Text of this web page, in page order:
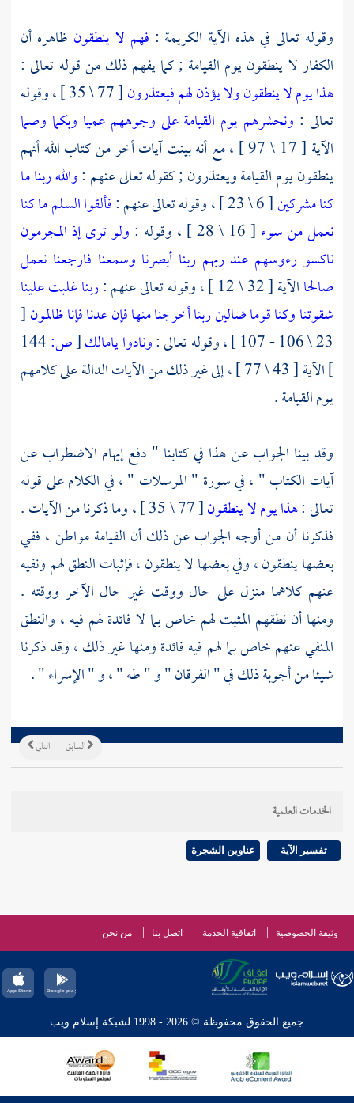
وقوله تعالى في هذه الآية الكريمة : فهم لا ينطقون ظاهره أن
الكفار لا ينطقون يوم القيامة ; كما يفهم ذلك من قوله تعالى :
هذا يوم لا ينطقون ولا يؤذن لهم فيعتذرون
[ 77 \ 35 ] ، وقوله
تعالى : ونحشرهم يوم القيامة على وجوههم عميا وبكما وصما
الآية [ 17 \ 97 ] ، مع أنه بينت آيات أخر من كتاب الله أنهم
ينطقون يوم القيامة ويعتذرون ; كقوله تعالى عنهم :والله ربنا ما
كنا مشركين[ 6 \ 23 ] ، وقوله تعالى عنهم :
فألقوا السلم ما كنا
نعمل من سوء [ 16 \ 28 ] ، وقوله :
ولو ترى إذ المجرمون
ناكسو رءوسهم عند ربهم ربنا أبصرنا وسمعنا فارجعنا نعمل
صالحاالآية [ 32 \ 12 ] ، وقوله تعالى عنهم :
ربنا غلبت علينا
شقوتنا وكنا قوما ضالين ربنا أخرجنا منها فإن عدنا فإنا ظالمون[
23 \ 106 - 107 ] ، وقوله تعالى :
ونادوا يامالك[ص:144
]
الآية [ 43 \ 77 ] ، إلى غير ذلك من الآيات الدالة على كلامهم
يوم القيامة .
وقد بينا الجواب عن هذا في كتابنا " دفع إيهام الاضطراب عن
آيات الكتاب " ، في سورة " المرسلات " ، في الكلام على قوله
تعالى :هذا يوم لا ينطقون
[ 77 \ 35 ] ، وما ذكرنا من الآيات .
فذكرنا أن من أوجه الجواب عن ذلك أن القيامة مواطن ، ففي
بعضها ينطقون ، وفي بعضها لا ينطقون ، فإثبات النطق لهم ونفيه
عنهم كلاهما منزل على حال ووقت غير حال الآخر ووقته .
ومنها أن نطقهم المثبت لهم خاص بما لا فائدة لهم فيه ، والنطق
المنفي عنهم خاص بما لهم فيه فائدة ومنها غير ذلك ، وقد ذكرنا
شيئا من أجوبة ذلك في " الفرقان " و " طه " ، و " الإسراء " .
التالي السابق
الخدمات العلمية
تفسير الآية عناوين الشجرة
وثيقة الخصوصية اتفاقية الخدمة اتصل بنا من نحن
جميع الحقوق محفوظة © 2026 - 1998 لشبكة إسلام ويب